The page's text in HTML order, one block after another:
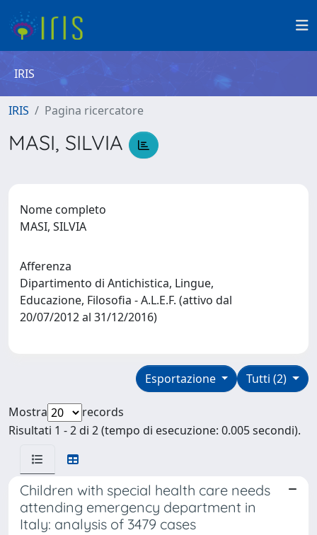
IRIS
IRIS Pagina ricercatore
MASI, SILVIA
Nome completo
MASI, SILVIA
Afferenza
Dipartimento di Antichistica, Lingue,
Educazione, Filosofia - A.L.E.F. (attivo dal
20/07/2012 al 31/12/2016)
Tutti (2)
Esportazione
Mostra
records
Risultati 1 - 2 di 2 (tempo di esecuzione: 0.005 secondi).
Children with special health care needs
attending emergency department in
Italy: analysis of 3479 cases